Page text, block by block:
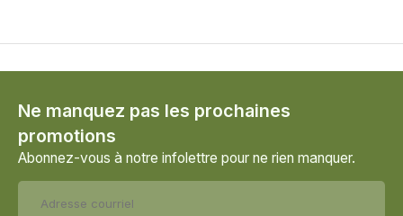
Ne manquez pas les prochaines
promotions
Abonnez-vous à notre infolettre pour ne rien manquer.